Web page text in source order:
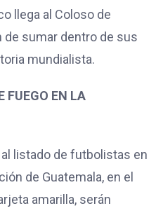
llega al Coloso de
sumar dentro de sus
mundialista.
FUEGO EN LA
listado de futbolistas en
de Guatemala, en el
amarilla, serán